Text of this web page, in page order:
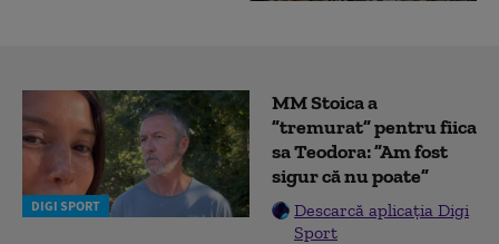
DIGI SPORT
MM Stoica a
”tremurat” pentru fiica
sa Teodora: ”Am fost
sigur că nu poate”
Descarcă aplicația Digi
Sport